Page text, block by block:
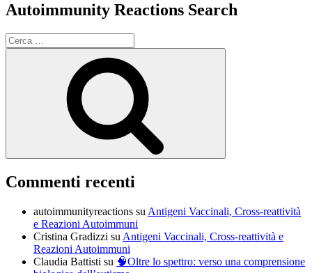
Autoimmunity Reactions Search
Cerca:
Commenti recenti
autoimmunityreactions su Antigeni Vaccinali, Cross-reattività
e Reazioni Autoimmuni
Cristina Gradizzi su Antigeni Vaccinali, Cross-reattività e
Reazioni Autoimmuni
Claudia Battisti su 🧠Oltre lo spettro: verso una comprensione